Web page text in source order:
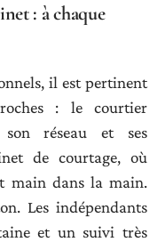
: à chaque
il est pertinent
: le courtier
son réseau et ses
de courtage, où
main dans la main.
Les indépendants
et un suivi très